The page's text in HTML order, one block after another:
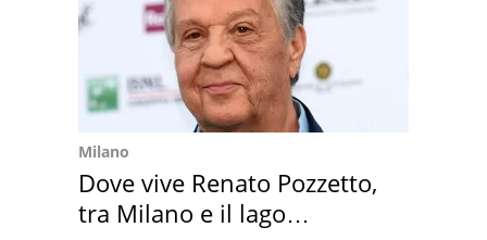
Milano
Dove vive Renato Pozzetto,
tra Milano e il lago